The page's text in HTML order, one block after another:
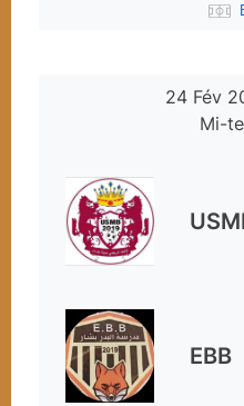
24 Fév
Mi-
EBB